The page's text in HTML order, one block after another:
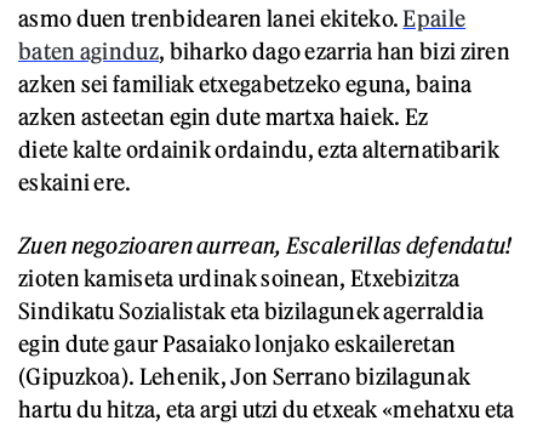
asmo duen trenbidearen lanei ekiteko.Epaile
baten aginduz, biharko dago ezarria han bizi ziren
azken sei familiak etxegabetzeko eguna, baina
azken asteetan egin dute martxa haiek. Ez
diete kalte ordainik ordaindu, ezta alternatibarik
eskaini ere.
Zuen negozioaren aurrean, Escalerillas defendatu!
zioten kamiseta urdinak soinean, Etxebizitza
Sindikatu Sozialistak eta bizilagunek agerraldia
egin dute gaur Pasaiako lonjako eskaileretan
(Gipuzkoa). Lehenik, Jon Serrano bizilagunak
hartu du hitza, eta argi utzi du etxeak «mehatxu eta